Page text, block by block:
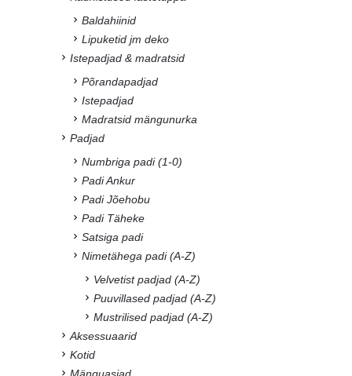
Baldahiinid
Lipuketid jm deko
Istepadjad & madratsid
Põrandapadjad
Istepadjad
Madratsid mängunurka
Padjad
Numbriga padi (1-0)
Padi Ankur
Padi Jõehobu
Padi Täheke
Satsiga padi
Nimetähega padi (A-Z)
Velvetist padjad (A-Z)
Puuvillased padjad (A-Z)
Mustrilised padjad (A-Z)
Aksessuaarid
Kotid